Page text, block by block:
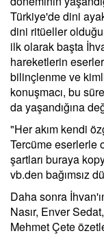
Türkiye'de dini
dini ritüeller
ilk olarak başta
hareketlerin
bilinçlenme ve
konuşmacı, bu
da yaşandığına
"Her akım kendi
Tercüme eserlerle
şartları buraya
vb.den bağımsız
Daha sonra
Nasır, Enver
Mehmet Çete